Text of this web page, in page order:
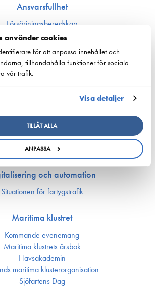
använder cookies
för att anpassa innehållet och
tillhandahålla funktioner för sociala
vår trafik.
Visa detaljer
TILLÅT ALLA
ANPASSA
Ansvarsfullhet
Försörjnings­beredskap
Miljön och klimat
Säkerhet
och kompetens
och kompetens­frågor
Utbildning och kompetens
i Finland med i Företagsbyn
Arbetsmarknadsfrågor
dig med sjöfartsbranchens möjligheter!
Sjöfartens PraktikKvarn
och automation
Situationen för fartygstrafik
Maritima klustret
Kommande evenemang
Maritima klustrets årsbok
Havsakademin
maritima kluster­organisation
Sjöfartens Dag